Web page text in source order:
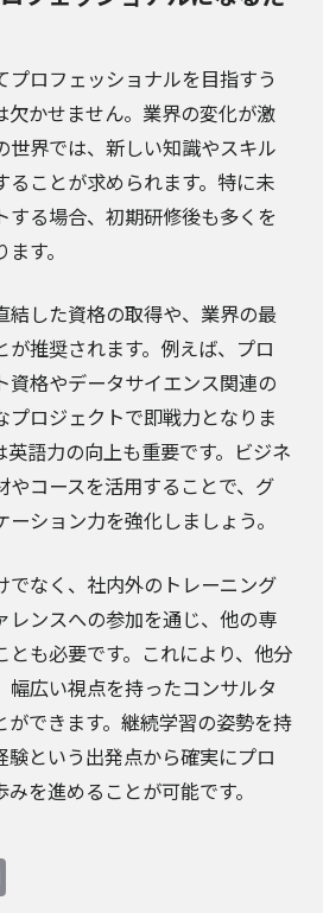
プロフェッショナルを目指すう
欠かせません。業界の変化が激
世界では、新しい知識やスキル
ることが求められます。特に未
する場合、初期研修後も多くを
す。
結した資格の取得や、業界の最
推奨されます。例えば、プロ
資格やデータサイエンス関連の
プロジェクトで即戦力となりま
語力の向上も重要です。ビジネ
やコースを活用することで、グ
ション力を強化しましょう。
でなく、社内外のトレーニング
レンスへの参加を通じ、他の専
とも必要です。これにより、他分
幅広い視点を持ったコンサルタ
ができます。継続学習の姿勢を持
験という出発点から確実にプロ
を進めることが可能です。